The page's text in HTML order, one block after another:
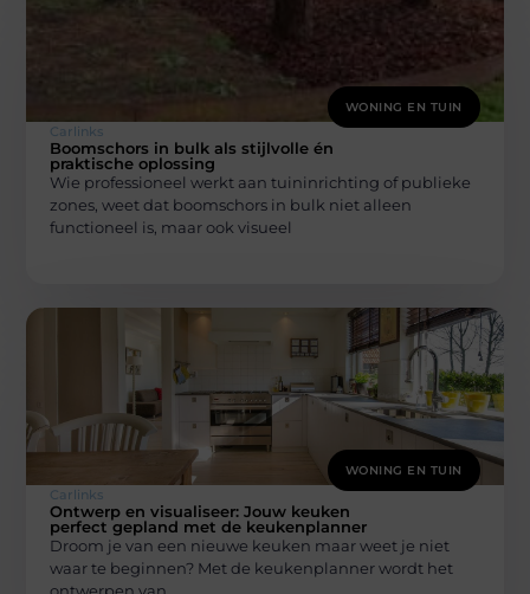
WONING EN TUIN
Carlinks
Boomschors in bulk als stijlvolle én
praktische oplossing
Wie professioneel werkt aan tuininrichting of publieke
zones, weet dat boomschors in bulk niet alleen
functioneel is, maar ook visueel
WONING EN TUIN
Carlinks
Ontwerp en visualiseer: Jouw keuken
perfect gepland met de keukenplanner
Droom je van een nieuwe keuken maar weet je niet
waar te beginnen? Met de keukenplanner wordt het
ontwerpen van